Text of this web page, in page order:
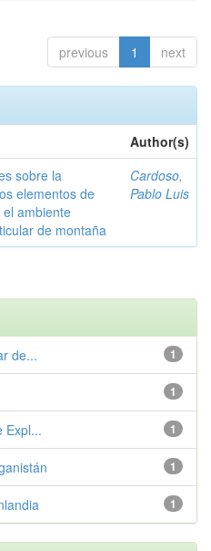
previous 1 next
Author(s)
sobre la
elementos de
ambiente
de montaña
Cardoso,
Pablo Luis
1
de...
1
1
Expl...
1
1